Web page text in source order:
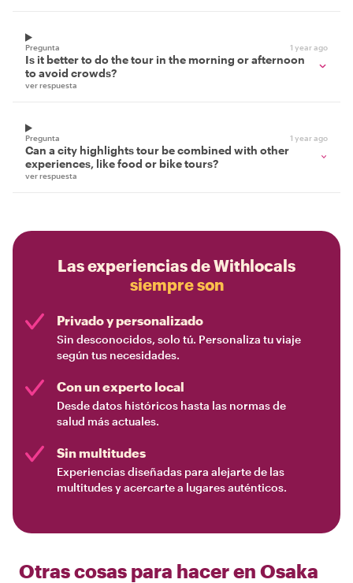
Pregunta 1 year ago
Is it better to do the tour in the morning or afternoon
to avoid crowds?
ver respuesta
Pregunta 1 year ago
Can a city highlights tour be combined with other
experiences, like food or bike tours?
ver respuesta
Las experiencias de Withlocals
siempre son
Privado y personalizado
Sin desconocidos, solo tú. Personaliza tu viaje
según tus necesidades.
Con un experto local
Desde datos históricos hasta las normas de
salud más actuales.
Sin multitudes
Experiencias diseñadas para alejarte de las
multitudes y acercarte a lugares auténticos.
Otras cosas para hacer en Osaka